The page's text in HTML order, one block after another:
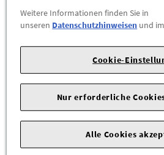
passt?
Kein Problem.
wir prüfen für Sie, ob das Teil passt.
Fahrgestellnummerabhängig sein)
Modelle:
205000 (C 180 D)
Weitere Informationen finden Sie in
unseren Datenschutzhinweisen und im
Cookie-
Nur erforderliche
Alle Cookies